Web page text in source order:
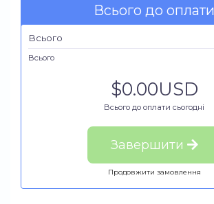
Всього до оплати
Всього
Всього
$0.00USD
Всього до оплати сьогодні
Завершити
Продовжити замовлення